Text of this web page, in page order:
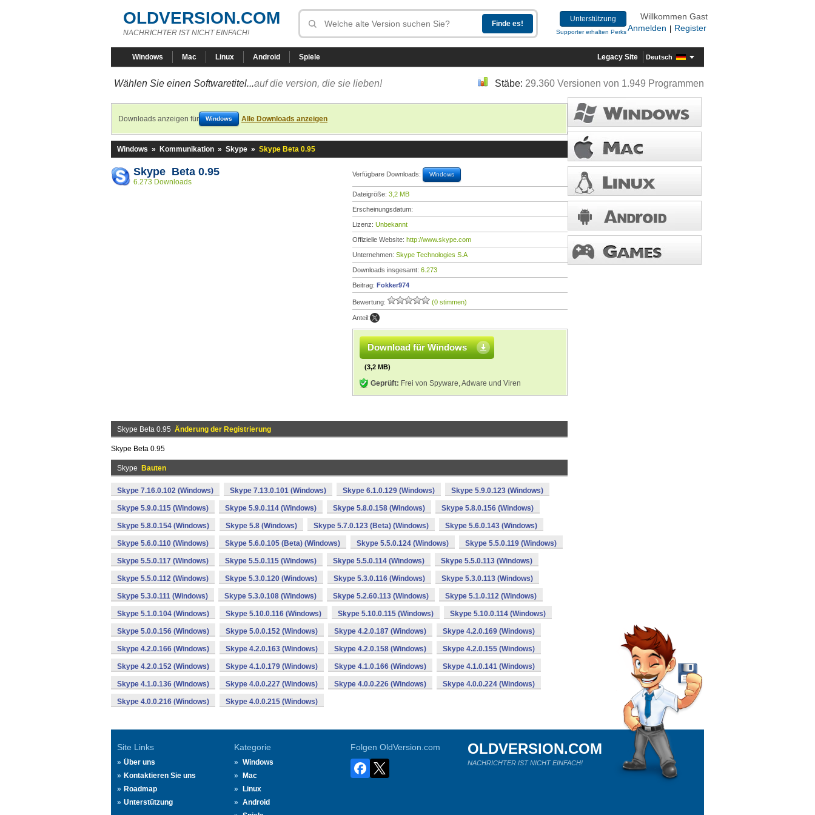
OLDVERSION.COM
NACHRICHTER IST NICHT EINFACH!
Unterstützung
Supporter erhalten Perks
Willkommen Gast
Anmelden
Register
Windows Mac Linux Android Spiele Legacy Site Deutsch
Wählen Sie einen Softwaretitel...auf die version, die sie lieben! Stäbe: 29.360 Versionen von 1.949 Programmen
Downloads anzeigen für Windows Alle Downloads anzeigen
Windows » Kommunikation » Skype » Skype Beta 0.95
Skype Beta 0.95
6.273 Downloads
Verfügbare Downloads: Windows
Dateigröße: 3,2 MB
Erscheinungsdatum:
Lizenz: Unbekannt
Offizielle Website: http://www.skype.com
Unternehmen: Skype Technologies S.A
Downloads insgesamt: 6.273
Beitrag: Fokker974
Bewertung: (0 stimmen)
Anteil:
Download für Windows
(3,2 MB)
Geprüft: Frei von Spyware, Adware und Viren
Skype Beta 0.95 Änderung der Registrierung
Skype Beta 0.95
Skype Bauten
Skype 7.16.0.102 (Windows) Skype 7.13.0.101 (Windows) Skype 6.1.0.129 (Windows) Skype 5.9.0.123 (Windows)
Skype 5.9.0.115 (Windows) Skype 5.9.0.114 (Windows) Skype 5.8.0.158 (Windows) Skype 5.8.0.156 (Windows)
Skype 5.8.0.154 (Windows) Skype 5.8 (Windows) Skype 5.7.0.123 (Beta) (Windows) Skype 5.6.0.143 (Windows)
Skype 5.6.0.110 (Windows) Skype 5.6.0.105 (Beta) (Windows) Skype 5.5.0.124 (Windows) Skype 5.5.0.119 (Windows)
Skype 5.5.0.117 (Windows) Skype 5.5.0.115 (Windows) Skype 5.5.0.114 (Windows) Skype 5.5.0.113 (Windows)
Skype 5.5.0.112 (Windows) Skype 5.3.0.120 (Windows) Skype 5.3.0.116 (Windows) Skype 5.3.0.113 (Windows)
Skype 5.3.0.111 (Windows) Skype 5.3.0.108 (Windows) Skype 5.2.60.113 (Windows) Skype 5.1.0.112 (Windows)
Skype 5.1.0.104 (Windows) Skype 5.10.0.116 (Windows) Skype 5.10.0.115 (Windows) Skype 5.10.0.114 (Windows)
Skype 5.0.0.156 (Windows) Skype 5.0.0.152 (Windows) Skype 4.2.0.187 (Windows) Skype 4.2.0.169 (Windows)
Skype 4.2.0.166 (Windows) Skype 4.2.0.163 (Windows) Skype 4.2.0.158 (Windows) Skype 4.2.0.155 (Windows)
Skype 4.2.0.152 (Windows) Skype 4.1.0.179 (Windows) Skype 4.1.0.166 (Windows) Skype 4.1.0.141 (Windows)
Skype 4.1.0.136 (Windows) Skype 4.0.0.227 (Windows) Skype 4.0.0.226 (Windows) Skype 4.0.0.224 (Windows)
Skype 4.0.0.216 (Windows) Skype 4.0.0.215 (Windows)
Site Links
Über uns
Kontaktieren Sie uns
Roadmap
Unterstützung
Kategorie
Windows
Mac
Linux
Android
Folgen OldVersion.com OLDVERSION.COM
NACHRICHTER IST NICHT EINFACH!